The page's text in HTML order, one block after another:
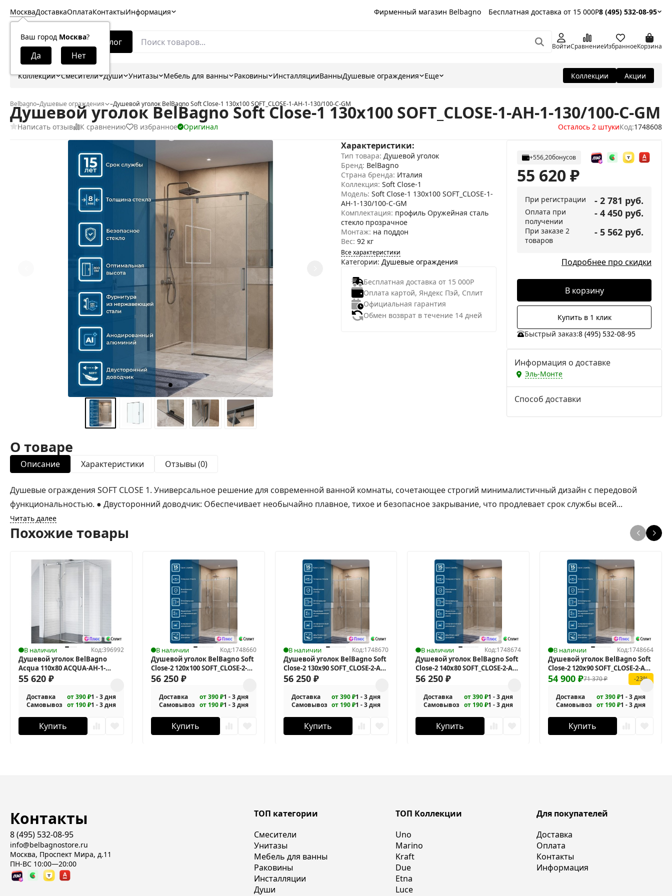
Москва
Ваш город Москва?
ДоставкаОплатаКонтактыИнформация Фирменный магазин Belbagno Бесплатная доставка от 15 000Р8 (495) 532-08-95
Каталог ВойтиСравнениеИзбранноеКорзина
Коллекции Смесители Души Унитазы Мебель для ванны Раковины ИнсталляцииВанныДушевые ограждения Еще Коллекции Акции
Belbagno–Душевые ограждения –Душевой уголок BelBagno Soft Close-1 130x100 SOFT_CLOSE-1-AH-1-130/100-C-GM
Душевой уголок BelBagno Soft Close-1 130x100 SOFT_CLOSE-1-AH-1-130/100-C-GM
Написать отзыв К сравнению В избранное Оригинал Осталось 2 штукиКод:1748608
Характеристики:
Тип товара: Душевой уголок
Бренд: BelBagno
Страна бренда: Италия
Коллекция: Soft Close-1
Модель: Soft Close-1 130x100 SOFT_CLOSE-1-
AH-1-130/100-C-GM
Комплектация: профиль Оружейная сталь
стекло прозрачное
Монтаж: на поддон
Вес: 92 кг
Все характеристики
Категории: Душевые ограждения
Бесплатная доставка от 15 000Р
Оплата картой, Яндекс Пэй, Сплит
Официальная гарантия
Обмен возврат в течение 14 дней
+556,20бонусов
55 620₽
При регистрации - 2 781 руб.
Оплата при
получении
- 4 450 руб.
При заказе 2
товаров
- 5 562 руб.
Подробнее про скидки
В корзину
Купить в 1 клик
Быстрый заказ:8 (495) 532-08-95
Информация о доставке
Эль-Монте
Способ доставки
О товаре
Описание Характеристики Отзывы (0)
Душевые ограждения SOFT CLOSE 1. Универсальное решение для современной ванной комнаты, сочетающее строгий минималистичный дизайн с передовой
функциональностью. ● Двусторонний доводчик: Обеспечивает необычайно плавное, тихое и безопасное закрывание, что продлевает срок службы всей...
Читать далее
Похожие товары
В наличии Код:396992
Душевой уголок BelBagno
Acqua 110х80 ACQUA-AH-1-
110/80-C-Cr
55 620 ₽
Доставка от 390 ₽1 - 3 дня
Самовывоз от 190 ₽1 - 3 дня
Купить
В наличии Код:1748660
Душевой уголок BelBagno Soft
Close-2 120x100 SOFT_CLOSE-2-
AH-1-120/100-C-Cr
56 250 ₽
Доставка от 390 ₽1 - 3 дня
Самовывоз от 190 ₽1 - 3 дня
Купить
В наличии Код:1748670
Душевой уголок BelBagno Soft
Close-2 130x90 SOFT_CLOSE-2-AH-
1-130/90-C-Cr
56 250 ₽
Доставка от 390 ₽1 - 3 дня
Самовывоз от 190 ₽1 - 3 дня
Купить
В наличии Код:1748674
Душевой уголок BelBagno Soft
Close-2 140x80 SOFT_CLOSE-2-AH-
1-140/80-C-Cr
56 250₽
Доставка от 390 ₽1 - 3 дня
Самовывоз от 190 ₽1 - 3 дня
Купить
В наличии Код:1748664
Душевой уголок BelBagno Soft
Close-2 120x90 SOFT_CLOSE-2-AH-
1-120/90-C-Cr71 370₽
54 900₽ -23%
Доставка от 390 ₽1 - 3 дня
Самовывоз от 190 ₽1 - 3 дня
Купить
Контакты
8 (495) 532-08-95
info@belbagnostore.ru
Москва, Проспект Мира, д.11
ПН-ВС 10:00—20:00
ТОП категории
Смесители
Унитазы
Мебель для ванны
Раковины
Инсталляции
Души
ТОП Коллекции
Uno
Marino
Kraft
Due
Etna
Luce
Для покупателей
Доставка
Оплата
Контакты
Информация